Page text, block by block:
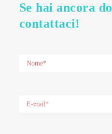
Se hai ancora
contattaci!